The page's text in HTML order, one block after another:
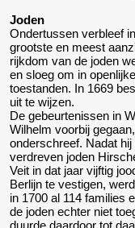
Joden
Ondertussen verbleef
grootste en meest
rijkdom van de joden
en sloeg om in
toestanden. In 1669
uit te wijzen.
De gebeurtenissen in
Wilhelm voorbij
onderschreef. Nadat
verdreven joden
Veit in dat jaar vijftig
Berlijn te vestigen,
in 1700 al 114 families
de joden echter niet
duurde daardoor tot